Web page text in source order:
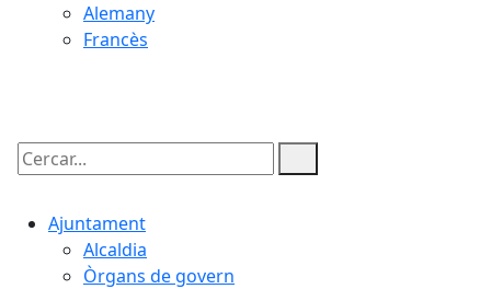
Alemany
Francès
Cercar:
Ajuntament
Alcaldia
Òrgans de govern